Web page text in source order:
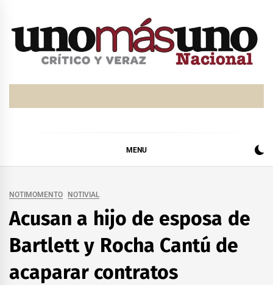
MENU
NOTIMOMENTO NOTIVIAL
Acusan a hijo de esposa de
Bartlett y Rocha Cantú de
acaparar contratos